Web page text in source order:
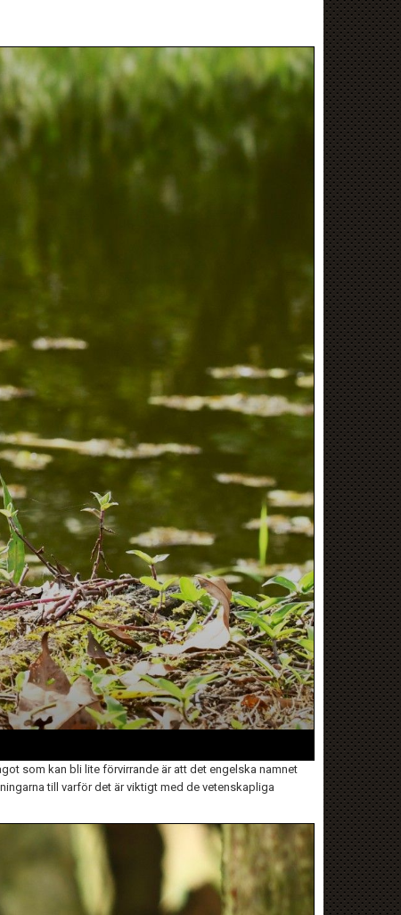
som kan bli lite förvirrande är att det engelska namnet
till varför det är viktigt med de vetenskapliga